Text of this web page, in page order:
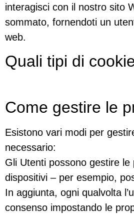
interagisci con il nostro sito
sommato, fornendoti un
web.
Quali tipi di
Come gestire le
Esistono vari modi per
necessario:
Gli Utenti possono gestire
dispositivi – per esempio,
In aggiunta, ogni qualvolta
consenso impostando le